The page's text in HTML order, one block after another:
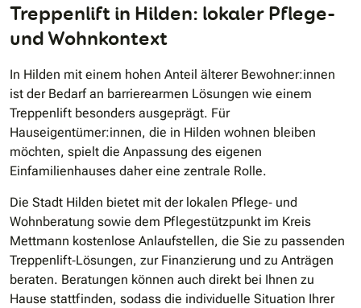
Treppenlift in Hilden: lokaler Pflege-
und Wohnkontext
In Hilden mit einem hohen Anteil älterer Bewohner:innen
ist der Bedarf an barrierearmen Lösungen wie einem
Treppenlift besonders ausgeprägt. Für
Hauseigentümer:innen, die in Hilden wohnen bleiben
möchten, spielt die Anpassung des eigenen
Einfamilienhauses daher eine zentrale Rolle.
Die Stadt Hilden bietet mit der lokalen Pflege‐ und
Wohnberatung sowie dem Pflegestützpunkt im Kreis
Mettmann kostenlose Anlaufstellen, die Sie zu passenden
Treppenlift‐Lösungen, zur Finanzierung und zu Anträgen
beraten. Beratungen können auch direkt bei Ihnen zu
Hause stattfinden, sodass die individuelle Situation Ihrer